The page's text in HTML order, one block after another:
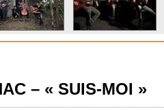
– « SUIS-MOI »